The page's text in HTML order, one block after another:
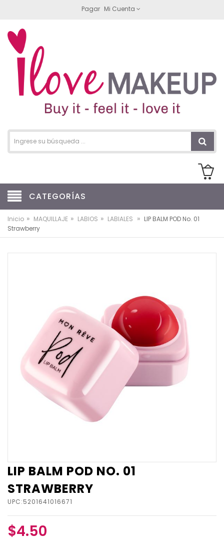
Pagar Mi Cuenta
CATEGORÍAS
Inicio » MAQUILLAJE » LABIOS » LABIALES » LIP BALM POD No. 01
Strawberry
LIP BALM POD NO. 01
STRAWBERRY
UPC:5201641016671
$4.50